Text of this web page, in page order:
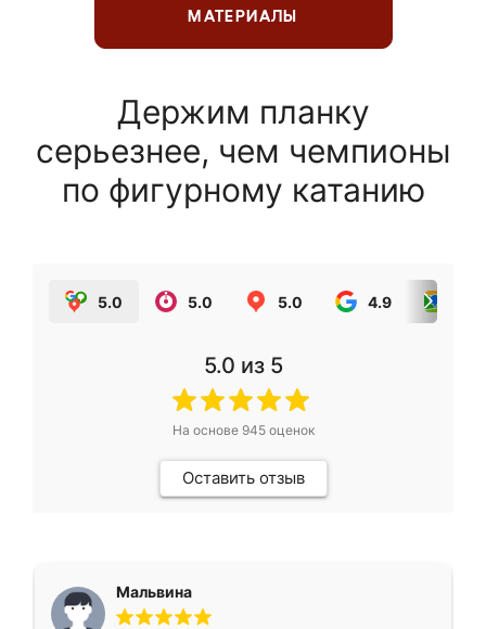
МАТЕРИАЛЫ
Держим планку
серьезнее, чем чемпионы
по фигурному катанию
5.0 5.0 5.0 4.9
5.0 из 5
На основе 945оценок
Оставить отзыв
Мальвина